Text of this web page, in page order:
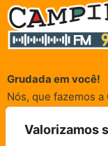
Valorizamos
Grudada em você!
Nós, que fazemos
acompanham